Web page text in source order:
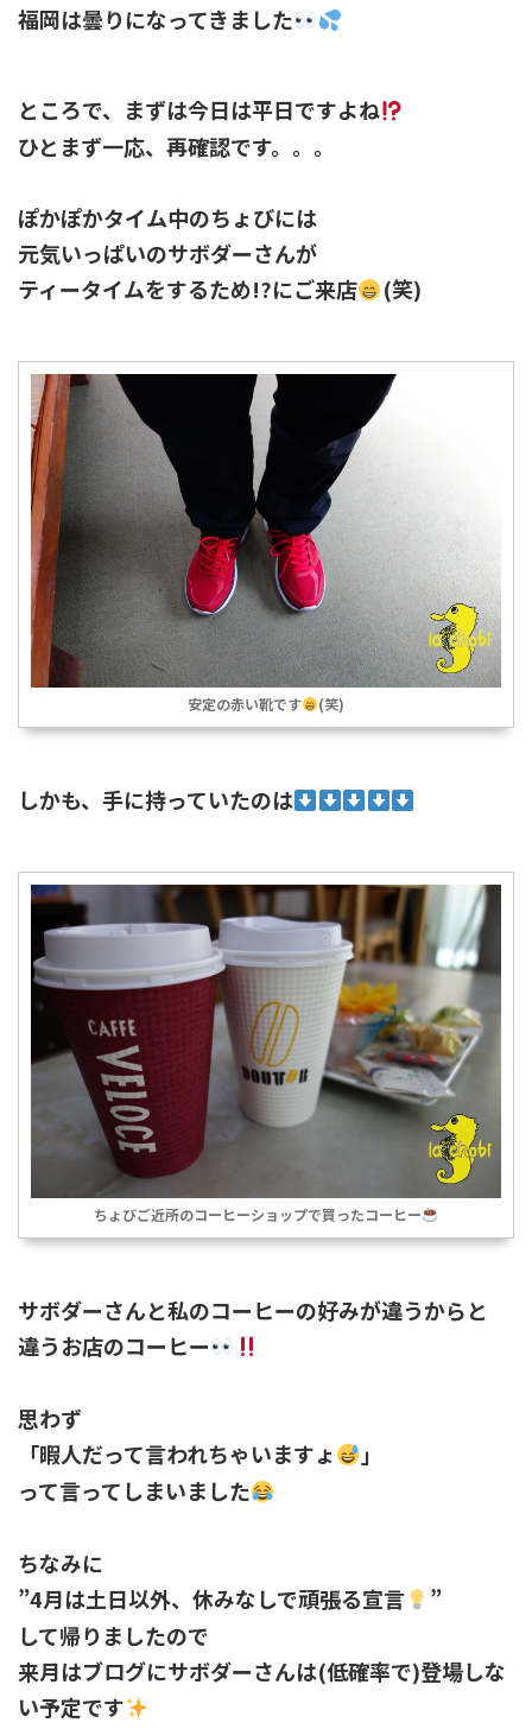
福岡は曇りになってきました
ところで、まずは今日は平日ですよね
ひとまず一応、再確認です。。。
ぽかぽかタイム中のちょびには
元気いっぱいのサボダーさんが
ティータイムをするため!?にご来店
(笑)
安定の赤い靴です (笑)
しかも、手に持っていたのは
ちょびご近所のコーヒーショップで買ったコーヒー
サボダーさんと私のコーヒーの好みが違うからと
違うお店のコーヒー
思わず
「暇人だって言われちゃいますょ
」
って言ってしまいました
ちなみに
”4月は土日以外、休みなしで頑張る宣言
”
して帰りましたので
来月はブログにサボダーさんは(低確率で)登場しな
い予定です